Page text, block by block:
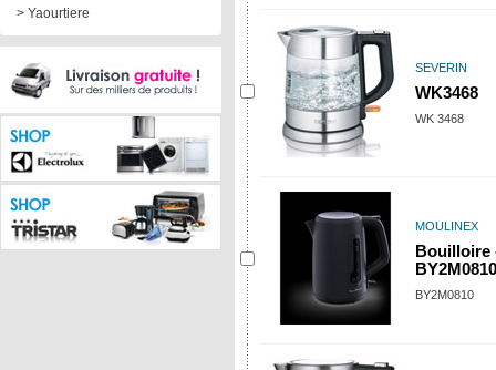
> Yaourtiere
SEVERIN
WK3468
WK 3468
MOULINEX
Bouilloire
BY2M0810
BY2M0810